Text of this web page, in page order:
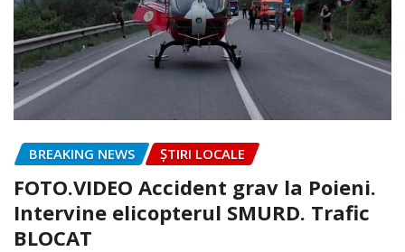
BREAKING NEWS ȘTIRI LOCALE
FOTO.VIDEO Accident grav la Poieni.
Intervine elicopterul SMURD. Trafic
BLOCAT